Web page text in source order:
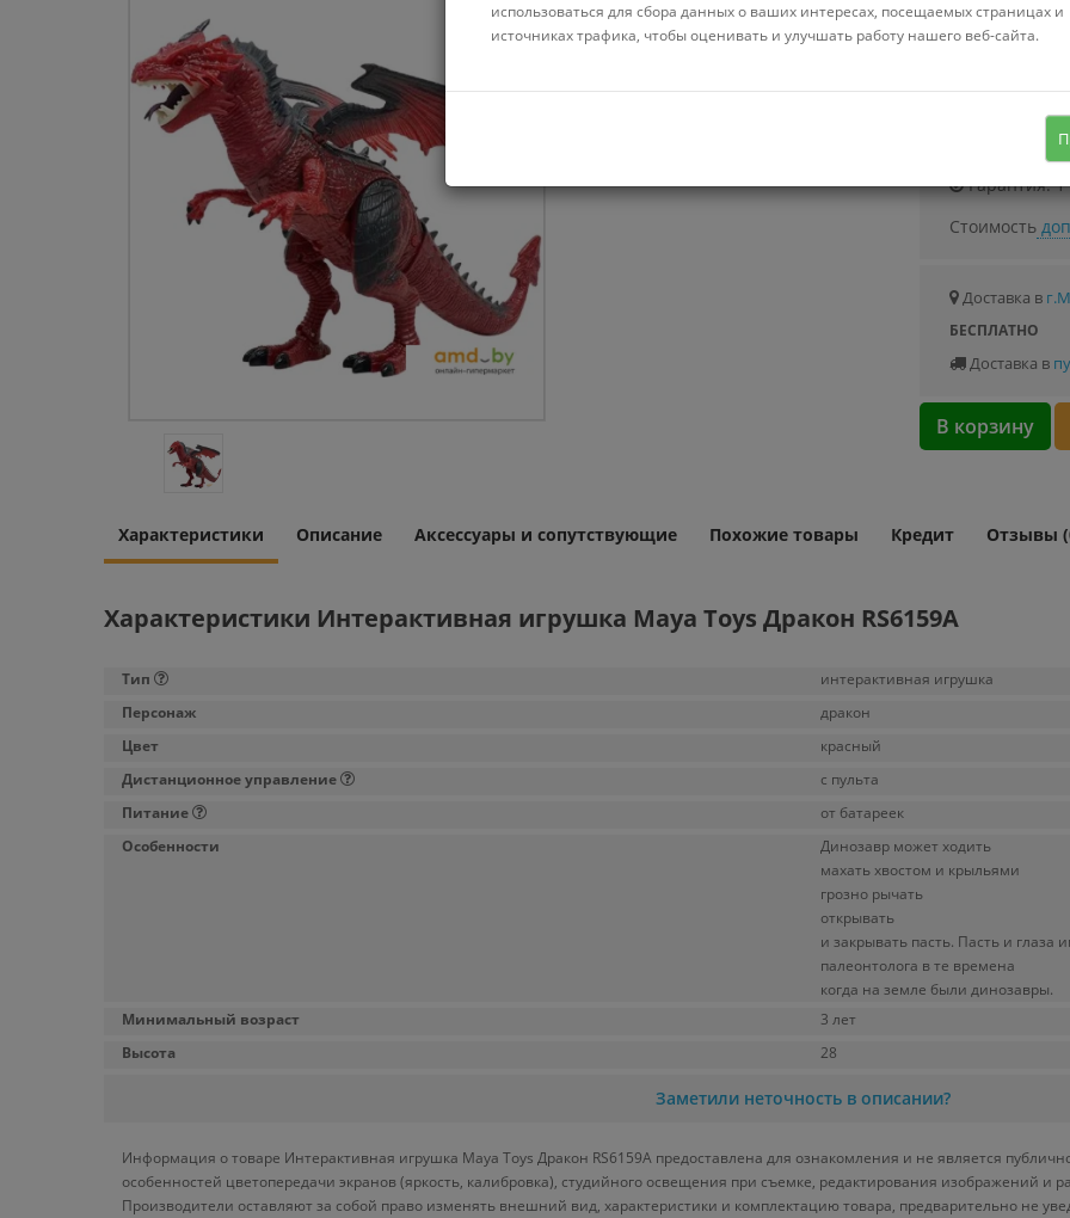
Можно
Стоимость от
Узнать о
Гарантия: 1
Стоимость
Доставка в
БЕСПЛАТНО
Доставка в
В корзину
Характеристики Описание Аксессуары и сопутствующие Похожие товары Кредит Отзывы
Характеристики Интерактивная игрушка Maya Toys Дракон RS6159A
Тип
интерактивная игрушка
Персонаж
дракон
Цвет
красный
Дистанционное управление
с пульта
Питание
от батареек
Особенности
Динозавр может ходить
махать хвостом и крыльями
грозно рычать
открывать
и закрывать пасть. Пасть и глаза
палеонтолога в те времена
когда на земле были динозавры.
Минимальный возраст
3 лет
Высота
28
Заметили неточность в описании?
Информация о товаре Интерактивная игрушка Maya Toys Дракон RS6159A предоставлена для ознакомления и не является
особенностей цветопередачи экранов (яркость, калибровка), студийного освещения при съемке, редактирования изображений и
Производители оставляют за собой право изменять внешний вид, характеристики и комплектацию товара, предварительно не
использоваться для сбора данных о ваших интересах, посещаемых страницах и
источниках трафика, чтобы оценивать и улучшать работу нашего веб-сайта.